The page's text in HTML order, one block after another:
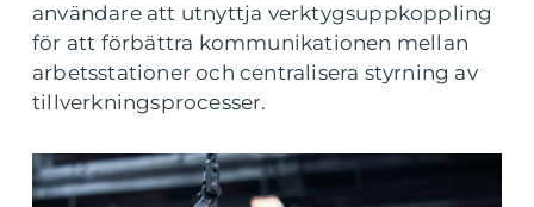
användare att utnyttja verktygsuppkoppling
för att förbättra kommunikationen mellan
arbetsstationer och centralisera styrning av
tillverkningsprocesser.